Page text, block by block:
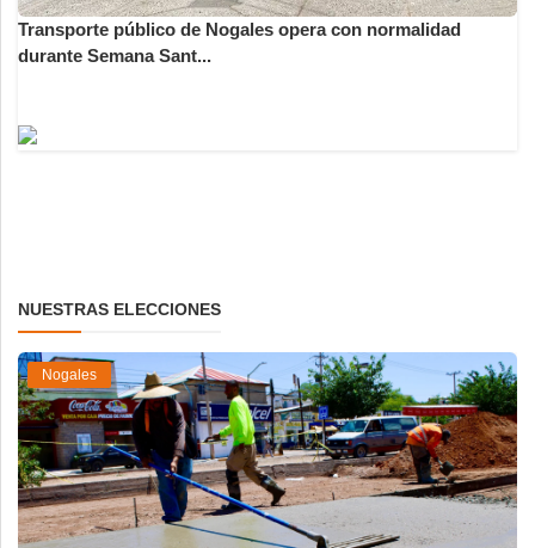
Transporte público de Nogales opera con normalidad
durante Semana Sant...
NUESTRAS ELECCIONES
Nogales